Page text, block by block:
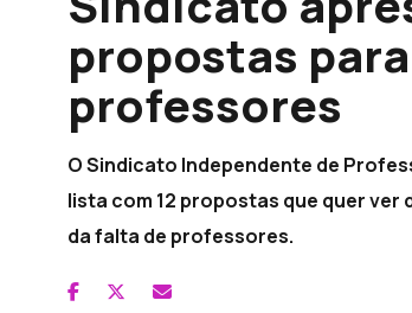
propostas
professores
O Sindicato Independente de
lista com 12 propostas que quer
da falta de professores.